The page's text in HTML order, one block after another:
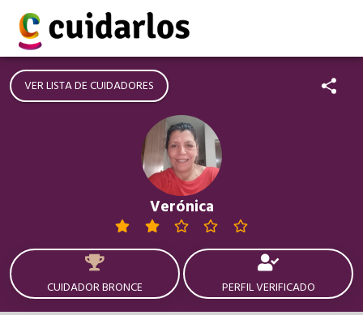
VER LISTA DE CUIDADORES
Verónica
CUIDADOR BRONCE PERFIL VERIFICADO